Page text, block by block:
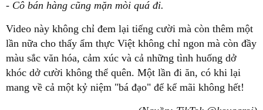
- Cô bán hàng cũng mặn mòi quá đi.
Video này không chỉ đem lại tiếng cười mà còn thêm một
lần nữa cho thấy ẩm thực Việt không chỉ ngon mà còn đầy
màu sắc văn hóa, cảm xúc và cả những tình huống dở
khóc dở cười không thể quên. Một lần đi ăn, có khi lại
mang về cả một kỷ niệm "bá đạo" để kể mãi không hết!